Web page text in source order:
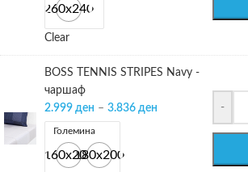
260х240
Clear
BOSS TENNIS STRIPES Navy -
чаршаф
2.999 ден – 3.836 ден
Големина
160x200180x200
-